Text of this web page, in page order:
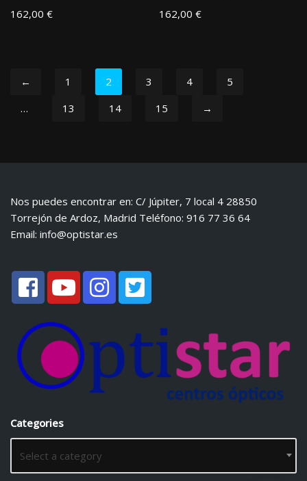
162,00 € 162,00€
← 1 2 3 4
5
…
13 14 15 →
Nos puedes encontrar en: C/ Júpiter, 7 local 4 28850
Torrejón de Ardoz, Madrid Teléfono: 916 77 36 64
Email: info@optistar.es
Categories
Select a category